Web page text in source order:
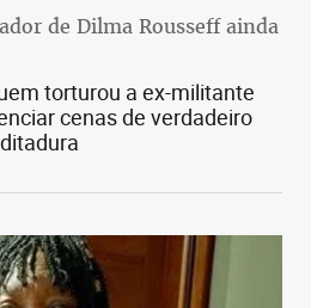
de Dilma Rousseff ainda
torturou a ex-militante
cenas de verdadeiro